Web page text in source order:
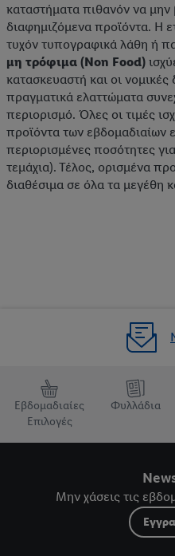
καταστήματα πιθανόν να μην
διαφημιζόμενα προϊόντα. Η
τυχόν τυπογραφικά λάθη ή
μη τρόφιμα (Non Food)
κατασκευαστή και οι νομικές
πραγματικά ελαττώματα
περιορισμό. Όλες οι τιμές
προϊόντα των εβδομαδιαίων
περιορισμένες ποσότητες
τεμάχια). Τέλος, ορισμένα
διαθέσιμα σε όλα τα μεγέθη
Εβδομαδιαίες
Επιλογές
Φυλλάδια
Μην χάσεις τις